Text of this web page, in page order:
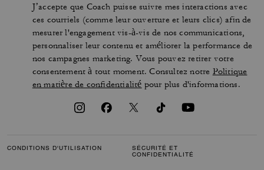
J’accepte que Coach puisse suivre mes interactions avec
ces courriels (comme leur ouverture et leurs clics) afin de
mesurer l'engagement vis-à-vis de nos communications,
personnaliser leur contenu et améliorer la performance de
nos campagnes marketing. Vous pouvez retirer votre
consentement à tout moment. Consultez notre Politique
en matière de confidentialité pour plus d'informations.
CONDITIONS D'UTILISATION
SÉCURITÉ ET
CONFIDENTIALITÉ